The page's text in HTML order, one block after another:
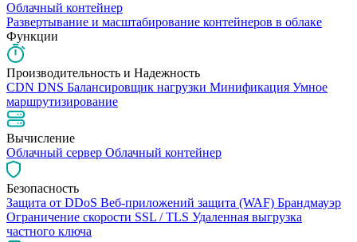
Облачный контейнер
Развертывание и масштабирование контейнеров в облаке
Функции
Производительность и Надежность
CDN DNS Балансировщик нагрузки Минификация Умное
маршрутизирование
Вычисление
Облачный сервер Облачный контейнер
Безопасность
Защита от DDoS Веб-приложений защита (WAF) Брандмауэр
Ограничение скорости SSL / TLS Удаленная выгрузка
частного ключа